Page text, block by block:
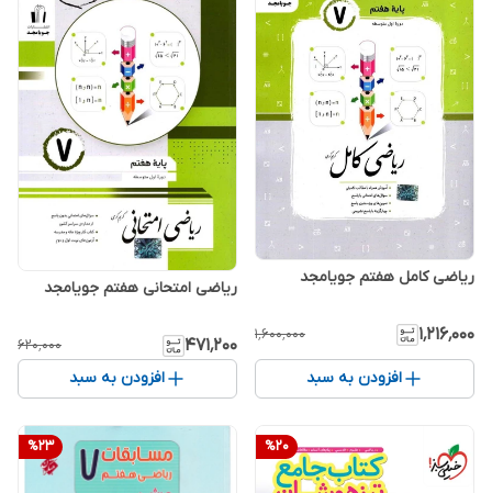
ریاضی کامل هفتم جویامجد
۱٬۲۱۶٬۰۰۰ ۱٬۶۰۰٬۰۰۰
افزودن به سبد
ریاضی امتحانی هفتم جویامجد
۴۷۱٬۲۰۰ ۶۲۰٬۰۰۰
افزودن به سبد
%20
%23